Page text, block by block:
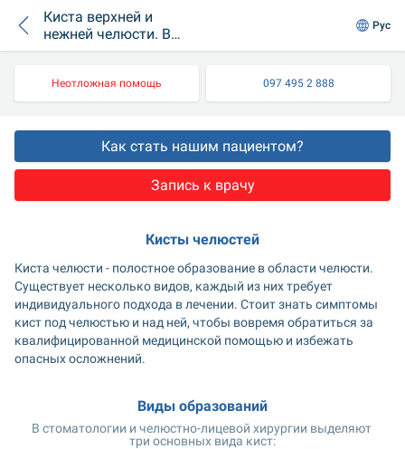
Киста верхней и
нежней челюсти. В
чем опасность
образований
Рус
Неотложная помощь 097 495 2 888
Как стать нашим пациентом?
Запись к врачу
Кисты челюстей
Киста челюсти - полостное образование в области челюсти.
Существует несколько видов, каждый из них требует
индивидуального подхода в лечении. Стоит знать симптомы
кист под челюстью и над ней, чтобы вовремя обратиться за
квалифицированной медицинской помощью и избежать
опасных осложнений.
Виды образований
В стоматологии и челюстно-лицевой хирургии выделяют
три основных вида кист: